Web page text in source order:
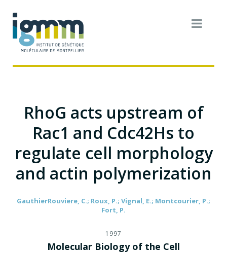
RhoG acts upstream of
Rac1 and Cdc42Hs to
regulate cell morphology
and actin polymerization
GauthierRouviere, C.; Roux, P.; Vignal, E.; Montcourier, P.;
Fort, P.
1997
Molecular Biology of the Cell